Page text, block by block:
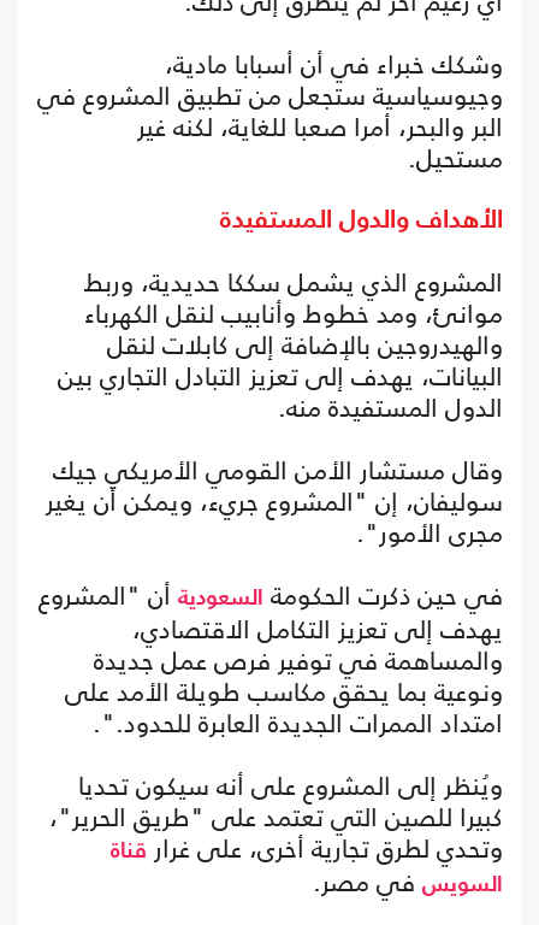
وشكك خبراء في أن أسبابا مادية،
وجيوسياسية ستجعل من تطبيق المشروع في
البر والبحر، أمرا صعبا للغاية، لكنه غير
مستحيل.
الأهداف والدول المستفيدة
المشروع الذي يشمل سككا حديدية، وربط
موانئ، ومد خطوط وأنابيب لنقل الكهرباء
والهيدروجين بالإضافة إلى كابلات لنقل
البيانات، يهدف إلى تعزيز التبادل التجاري بين
الدول المستفيدة منه.
وقال مستشار الأمن القومي الأمريكي جيك
سوليفان، إن "المشروع جريء، ويمكن أن يغير
مجرى الأمور".
في حين ذكرت الحكومة
السعودية أن "المشروع
يهدف إلى تعزيز التكامل الاقتصادي،
والمساهمة في توفير فرص عمل جديدة
ونوعية بما يحقق مكاسب طويلة الأمد على
امتداد الممرات الجديدة العابرة للحدود.".
ويُنظر إلى المشروع على أنه سيكون تحديا
كبيرا للصين التي تعتمد على "طريق الحرير"،
وتحدي لطرق تجارية أخرى، على غرار قناة
السويس في مصر.